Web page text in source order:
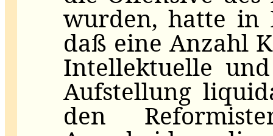
wurden, hatte in
daß eine Anzahl
Intellektuelle
Aufstellung
den